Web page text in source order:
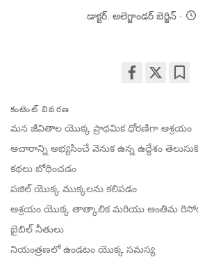
డాక్టర్. అలెగ్జాండర్ బెర్జిన్
facebook
కంటెంట్ వివరణ
మన జీవితాల యొక్క ప్రాథమిక ధోరణిగా ఆశ్రయం
ఆచారాన్ని అభ్యసించే వెనుక ఉన్న ఉద్దేశం
కథలు బోధించడం
పజిల్ యొక్క ముక్కలను కలిపడం
ఆశ్రయం యొక్క తాత్కాలిక మరియు అంతిమ
బైబిల్ నీతులు
నియంత్రణలో ఉండటం యొక్క సమస్య